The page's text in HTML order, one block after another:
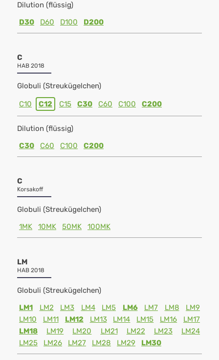
Dilution (flüssig)
D30
D60 D100 D200
C
HAB 2018
Globuli (Streukügelchen)
C10 C12 C15 C30 C60 C100 C200
Dilution (flüssig)
C30
C60 C100 C200
C
Korsakoff
Globuli (Streukügelchen)
1MK
10MK 50MK 100MK
LM
HAB 2018
Globuli (Streukügelchen)
LM1
LM2 LM3 LM4 LM5 LM6 LM7 LM8
LM9
LM10
LM11 LM12 LM13 LM14 LM15 LM16
LM17
LM18
LM19 LM20 LM21 LM22 LM23
LM24
LM25
LM26 LM27 LM28 LM29 LM30